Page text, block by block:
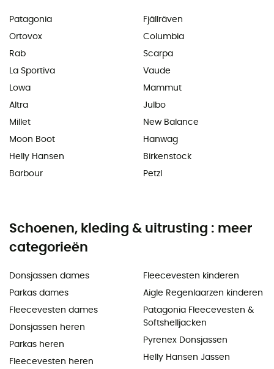
Patagonia
Ortovox
Rab
La Sportiva
Lowa
Altra
Millet
Moon Boot
Helly Hansen
Barbour
Fjällräven
Columbia
Scarpa
Vaude
Mammut
Julbo
New Balance
Hanwag
Birkenstock
Petzl
Schoenen, kleding & uitrusting : meer
categorieën
Donsjassen dames
Parkas dames
Fleecevesten dames
Donsjassen heren
Parkas heren
Fleecevesten heren
Fleecevesten kinderen
Aigle Regenlaarzen kinderen
Patagonia Fleecevesten &
Softshelljacken
Pyrenex Donsjassen
Helly Hansen Jassen